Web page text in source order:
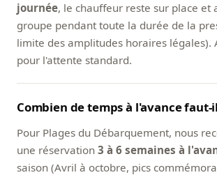
journée, le chauffeur reste sur place et
groupe pendant toute la durée de la
limite des amplitudes horaires légales).
pour l'attente standard.
Combien de temps à l'avance faut-
Pour Plages du Débarquement, nous
une réservation 3 à 6 semaines à
saison (Avril à octobre, pics